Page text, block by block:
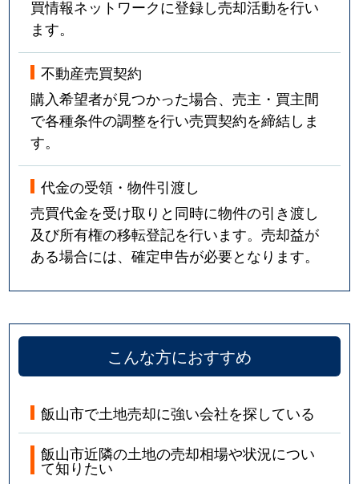
買情報ネットワークに登録し売却活動を行い
ます。
不動産売買契約
購入希望者が見つかった場合、売主・買主間
で各種条件の調整を行い売買契約を締結しま
す。
代金の受領・物件引渡し
売買代金を受け取りと同時に物件の引き渡し
及び所有権の移転登記を行います。売却益が
ある場合には、確定申告が必要となります。
こんな方におすすめ
飯山市で土地売却に強い会社を探している
飯山市近隣の土地の売却相場や状況につい
て知りたい